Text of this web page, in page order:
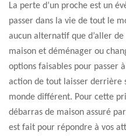
La perte d’un proche est un
passer dans la vie de tout le
aucun alternatif que d’aller
maison et déménager ou
options faisables pour passer
action de tout laisser derrière
monde différent. Pour cette
débarras de maison assuré
est fait pour répondre à vos